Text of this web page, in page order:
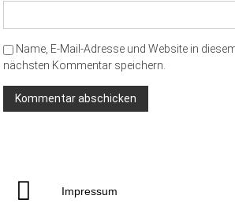
Name, E-Mail-Adresse und Website in
nächsten Kommentar speichern.
Impressum